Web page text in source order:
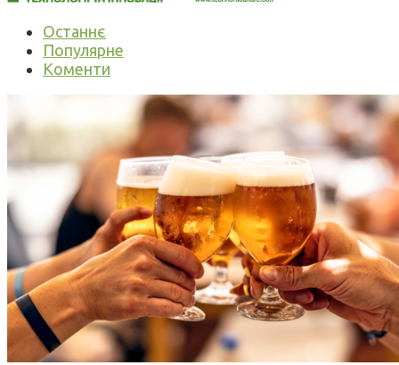
Останнє
Популярне
Коменти